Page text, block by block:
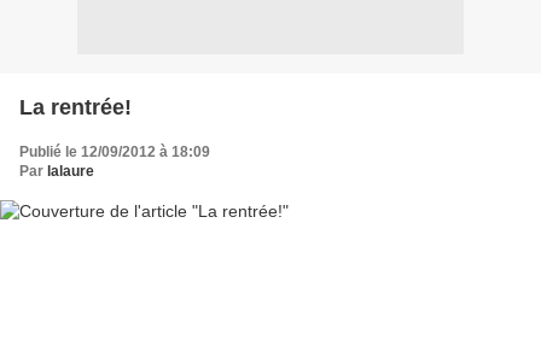
La rentrée!
Publié le 12/09/2012 à 18:09
Par lalaure